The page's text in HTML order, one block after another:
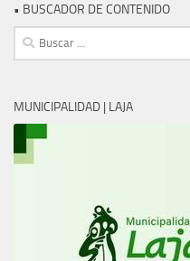
• BUSCADOR DE CONTENIDO
Buscar:
MUNICIPALIDAD | LAJA